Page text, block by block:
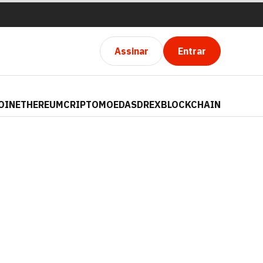
Assinar Entrar
ETHEREUMCRIPTOMOEDASDREXBLOCKCHAIN